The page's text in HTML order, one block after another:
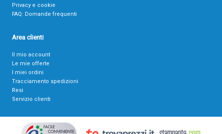
Privacy e cookie
FAQ: Domande frequenti
Area clienti
Il mio account
Le mie offerte
I miei ordini
Tracciamento spedizioni
Resi
Servizio clienti